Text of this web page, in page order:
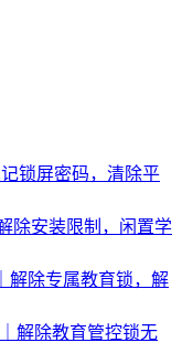
锁屏密码，清除平
除安装限制，闲置学
解除专属教育锁，解
解除教育管控锁无